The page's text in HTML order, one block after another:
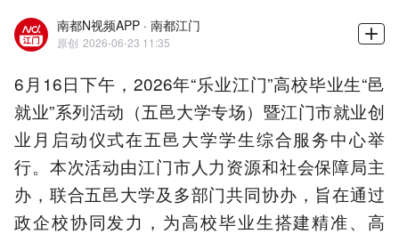
南都N视频APP · 南都江门
原创 2026-06-23 11:35
6月16日下午，2026年“乐业江门”高校毕业生“邑
就业”系列活动（五邑大学专场）暨江门市就业创
业月启动仪式在五邑大学学生综合服务中心举
行。本次活动由江门市人力资源和社会保障局主
办，联合五邑大学及多部门共同协办，旨在通过
政企校协同发力，为高校毕业生搭建精准、高